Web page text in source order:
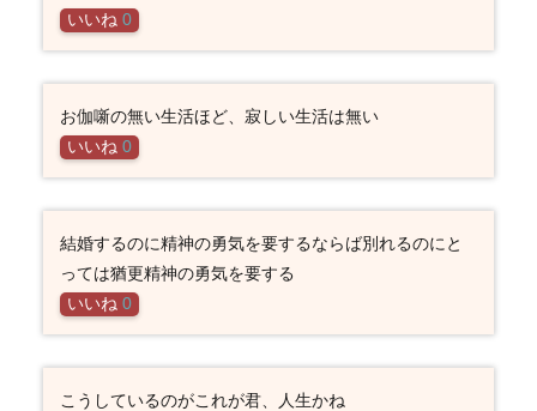
いいね 0
お伽噺の無い生活ほど、寂しい生活は無い
いいね 0
結婚するのに精神の勇気を要するならば別れるのにと
っては猶更精神の勇気を要する
いいね 0
こうしているのがこれが君、人生かね